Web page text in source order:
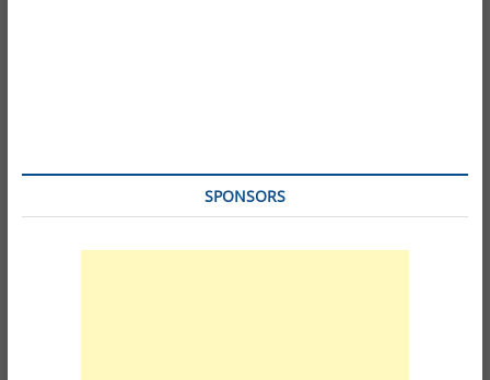
SPONSORS